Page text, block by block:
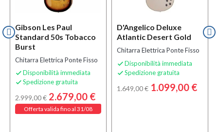
Gibson Les Paul
Standard 50s Tobacco
Burst
Chitarra Elettrica Ponte Fisso
 Disponibilità immediata
 Spedizione gratuita
2.999,00 € 2.679,00 €
Offerta valida fino al 31/08
D'Angelico Deluxe
Atlantic Desert Gold
Chitarra Elettrica Ponte Fisso
 Disponibilità immediata
 Spedizione gratuita
1.649,00 € 1.099,00 €